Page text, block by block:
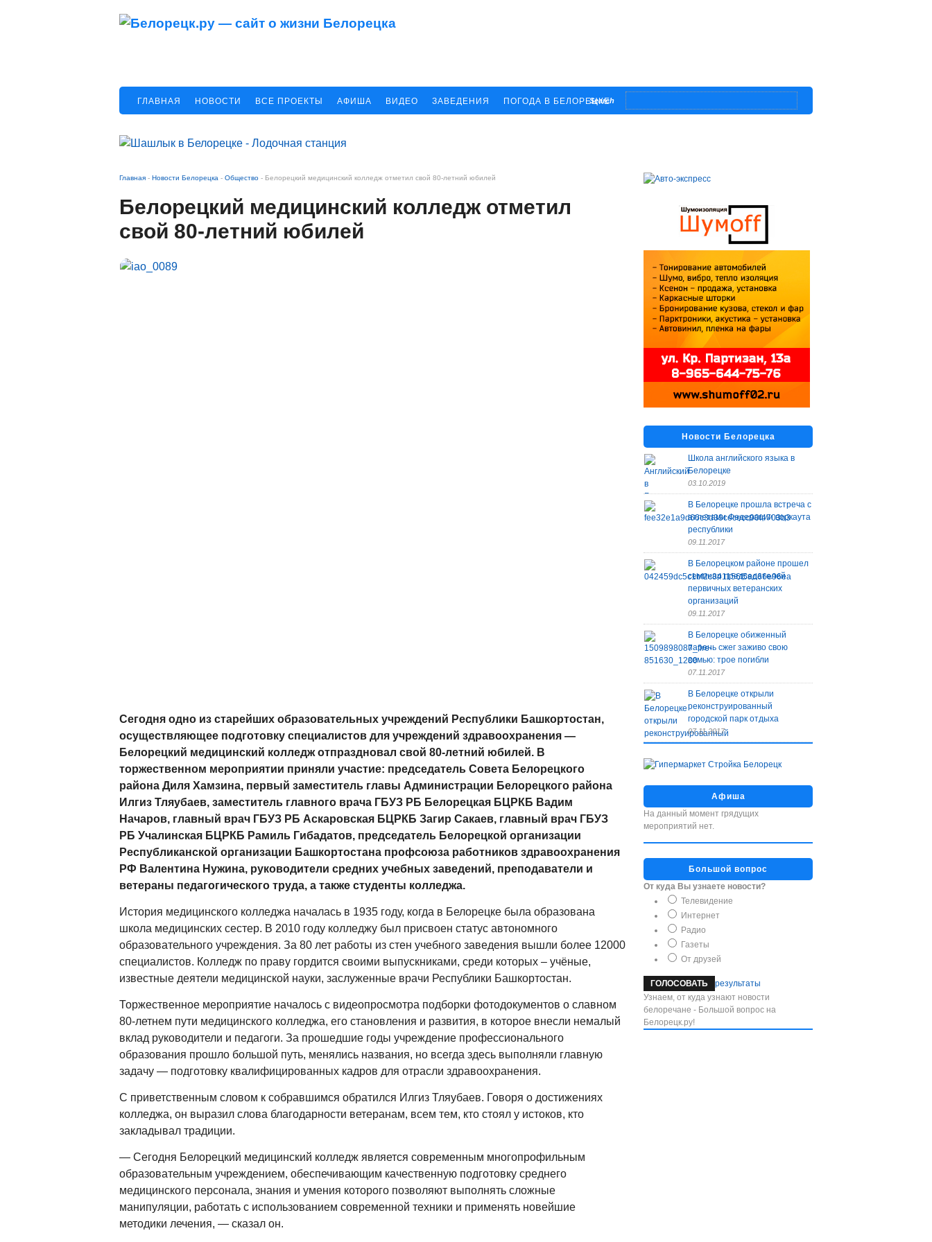
ГЛАВНАЯ НОВОСТИ ВСЕ ПРОЕКТЫ АФИША ВИДЕО ЗАВЕДЕНИЯ ПОГОДА В БЕЛОРЕЦКЕ
Search
Главная - Новости Белорецка - Общество - Белорецкий медицинский колледж отметил свой 80-летний юбилей
Белорецкий медицинский колледж отметил
свой 80-летний юбилей
Сегодня одно из старейших образовательных учреждений Республики Башкортостан,
осуществляющее подготовку специалистов для учреждений здравоохранения —
Белорецкий медицинский колледж отпраздновал свой 80-летний юбилей. В
торжественном мероприятии приняли участие: председатель Совета Белорецкого
района Диля Хамзина, первый заместитель главы Администрации Белорецкого района
Илгиз Тляубаев, заместитель главного врача ГБУЗ РБ Белорецкая БЦРКБ Вадим
Начаров, главный врач ГБУЗ РБ Аскаровская БЦРКБ Загир Сакаев, главный врач ГБУЗ
РБ Учалинская БЦРКБ Рамиль Гибадатов, председатель Белорецкой организации
Республиканской организации Башкортостана профсоюза работников здравоохранения
РФ Валентина Нужина, руководители средних учебных заведений, преподаватели и
ветераны педагогического труда, а также студенты колледжа.
История медицинского колледжа началась в 1935 году, когда в Белорецке была образована
школа медицинских сестер. В 2010 году колледжу был присвоен статус автономного
образовательного учреждения. За 80 лет работы из стен учебного заведения вышли более 12000
специалистов. Колледж по праву гордится своими выпускниками, среди которых – учёные,
известные деятели медицинской науки, заслуженные врачи Республики Башкортостан.
Торжественное мероприятие началось с видеопросмотра подборки фотодокументов о славном
80-летнем пути медицинского колледжа, его становления и развития, в которое внесли немалый
вклад руководители и педагоги. За прошедшие годы учреждение профессионального
образования прошло большой путь, менялись названия, но всегда здесь выполняли главную
задачу — подготовку квалифицированных кадров для отрасли здравоохранения.
С приветственным словом к собравшимся обратился Илгиз Тляубаев. Говоря о достижениях
колледжа, он выразил слова благодарности ветеранам, всем тем, кто стоял у истоков, кто
закладывал традиции.
— Сегодня Белорецкий медицинский колледж является современным многопрофильным
образовательным учреждением, обеспечивающим качественную подготовку среднего
медицинского персонала, знания и умения которого позволяют выполнять сложные
манипуляции, работать с использованием современной техники и применять новейшие
методики лечения, — сказал он.
Новости Белорецка
Школа английского языка в
Белорецке
03.10.2019
В Белорецке прошла встреча с
атлетами Федерации воркаута
республики
09.11.2017
В Белорецком районе прошел
семинар председателей
первичных ветеранских
организаций
09.11.2017
В Белорецке обиженный
парень сжег заживо свою
семью: трое погибли
07.11.2017
В Белорецке открыли
реконструированный
городской парк отдыха
07.11.2017
Афиша
На данный момент грядущих
мероприятий нет.
Большой вопрос
От куда Вы узнаете новости?
Телевидение
Интернет
Радио
Газеты
От друзей
результаты
Узнаем, от куда узнают новости
белоречане - Большой вопрос на
Белорецк.ру!